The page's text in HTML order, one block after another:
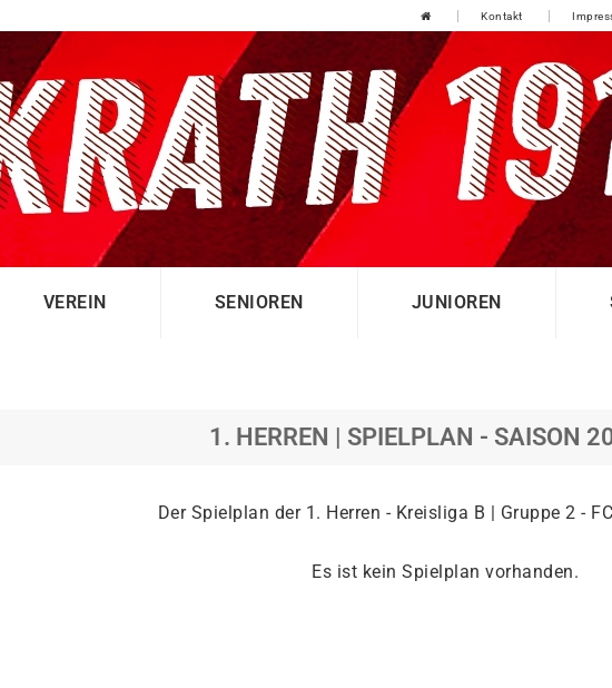
Kontakt
VEREIN SENIOREN JUNIOREN
1. HERREN | SPIELPLAN - SAISON
Der Spielplan der 1. Herren - Kreisliga B | Gruppe 2 -
Es ist kein Spielplan vorhanden.